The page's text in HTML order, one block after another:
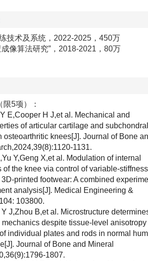
技术及系统 ， 2022-2025， 450万
像算法研究” ， 2018-2021 ， 80万
限5项）：
E,Cooper H J,et al. Mechanical and
of articular cartilage and subchondral
osteoarthritic knees[J]. Journal of Bone
1131.
Y,Geng X,et al. Modulation of internal
of the knee via control of variable-stiffness
printed footwear: A combined
analysis[J]. Medical Engineering &
103800.
J,Zhou B,et al. Microstructure
mechanics despite tissue‐level
individual plates and rods in normal
Journal of Bone and Mineral
1807.